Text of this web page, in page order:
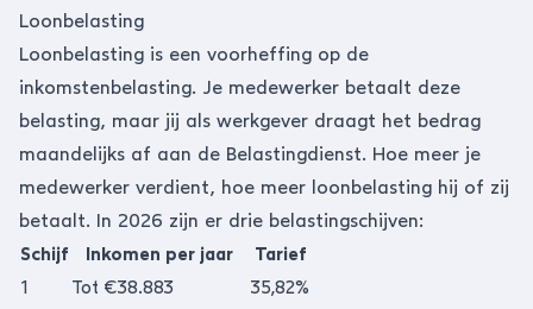
Loonbelasting
Loonbelasting is een voorheffing op de
inkomstenbelasting. Je medewerker betaalt deze
belasting, maar jij als werkgever draagt het bedrag
maandelijks af aan de Belastingdienst. Hoe meer je
medewerker verdient, hoe meer loonbelasting hij of zij
betaalt. In 2026 zijn er drie belastingschijven:
Schijf Inkomen per jaar
Tarief
1
Tot €38.883
35,82%